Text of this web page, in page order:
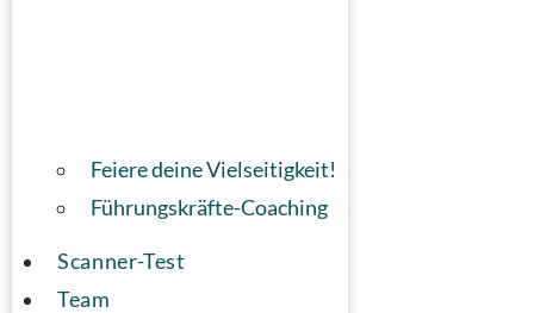
Feiere deine Vielseitigkeit!
Führungskräfte-Coaching
Scanner-Test
Team